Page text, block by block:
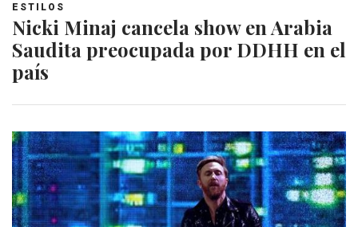
ESTILOS
Nicki Minaj cancela show en Arabia
Saudita preocupada por DDHH en el
país